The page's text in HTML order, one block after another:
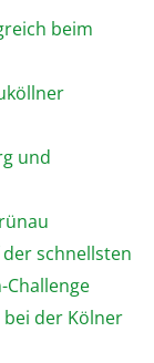
beim
und
schnellsten
Challenge
bei der Kölner